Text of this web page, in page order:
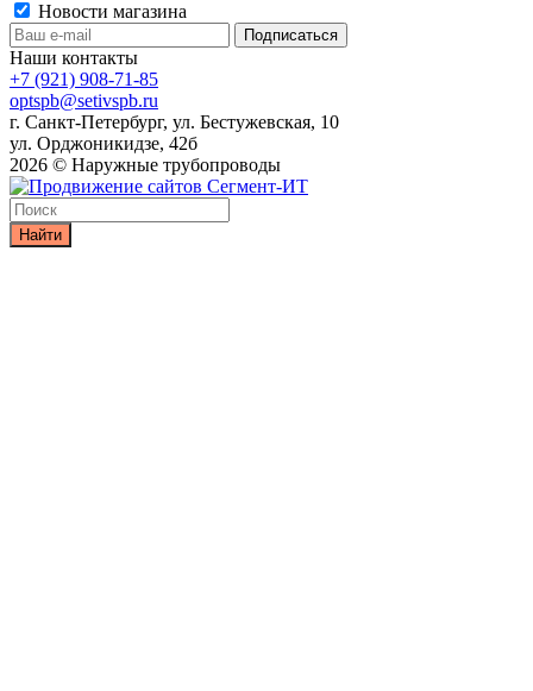
Новости магазина
Наши контакты
+7 (921) 908-71-85
optspb@setivspb.ru
г. Санкт-Петербург, ул. Бестужевская, 10
ул. Орджоникидзе, 42б
2026 © Наружные трубопроводы
Найти